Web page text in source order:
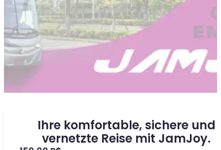
Ihre komfortable, sichere und
vernetzte Reise mit JamJoy.